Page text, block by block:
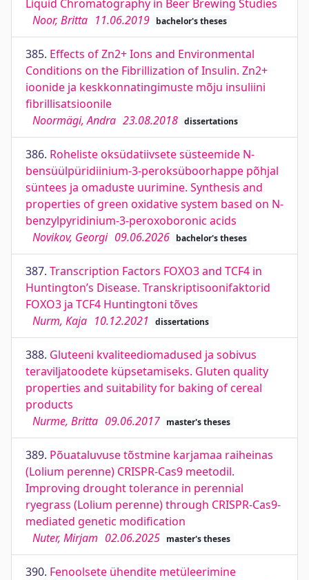
Liquid Chromatography in Beer Brewing Studies
Noor, Britta 11.06.2019 bachelor's theses
385. Effects of Zn2+ Ions and Environmental
Conditions on the Fibrillization of Insulin. Zn2+
ioonide ja keskkonnatingimuste mõju insuliini
fibrillisatsioonile
Noormägi, Andra 23.08.2018 dissertations
386. Roheliste oksüdatiivsete süsteemide N-
bensüülpüridiinium-3-peroksüboorhappe põhjal
süntees ja omaduste uurimine. Synthesis and
properties of green oxidative system based on N-
benzylpyridinium-3-peroxoboronic acids
Novikov, Georgi 09.06.2026 bachelor's theses
387. Transcription Factors FOXO3 and TCF4 in
Huntington’s Disease. Transkriptisoonifaktorid
FOXO3 ja TCF4 Huntingtoni tõves
Nurm, Kaja 10.12.2021 dissertations
388. Gluteeni kvaliteediomadused ja sobivus
teraviljatoodete küpsetamiseks. Gluten quality
properties and suitability for baking of cereal
products
Nurme, Britta 09.06.2017 master's theses
389. Põuataluvuse tõstmine karjamaa raiheinas
(Lolium perenne) CRISPR-Cas9 meetodil.
Improving drought tolerance in perennial
ryegrass (Lolium perenne) through CRISPR-Cas9-
mediated genetic modification
Nuter, Mirjam 02.06.2025 master's theses
390. Fenoolsete ühendite metüleerimine